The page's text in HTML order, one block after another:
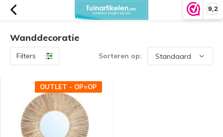
9,2
Wanddecoratie
Filters Sorteren op:
OUTLET - OP=OP